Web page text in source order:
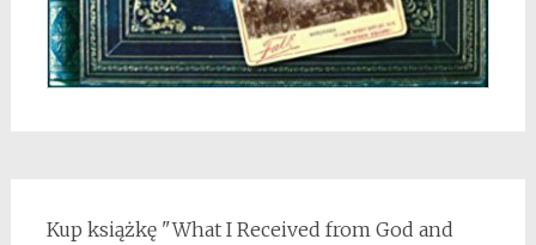
Kup książkę "What I Received from God and